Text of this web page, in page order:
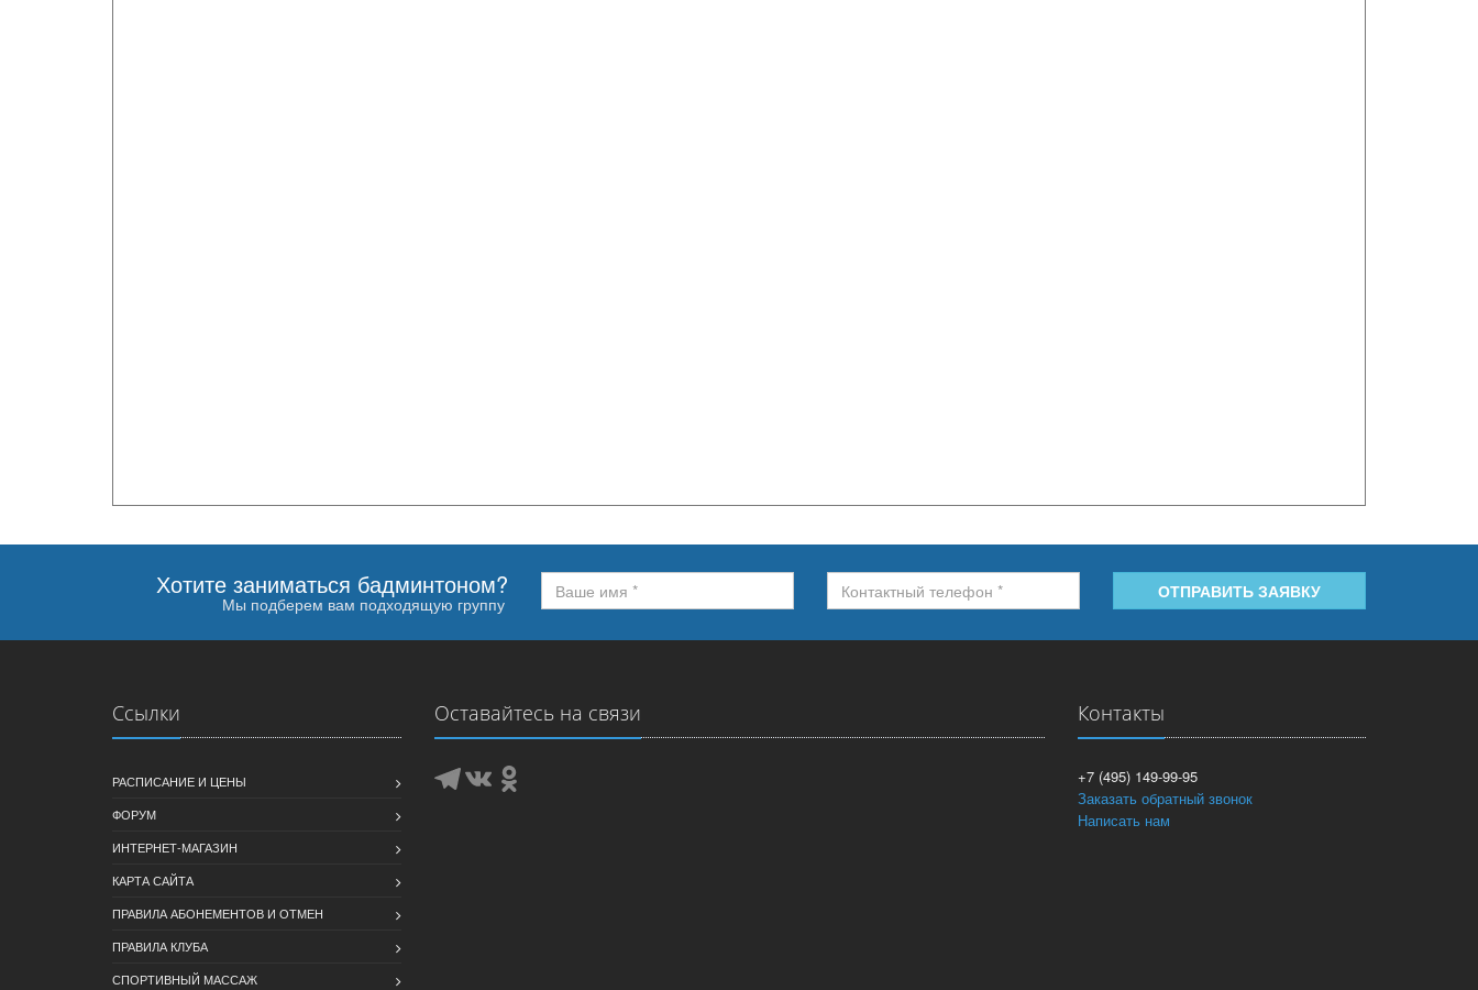
Хотите заниматься бадминтоном?
Мы подберем вам подходящую группу
ОТПРАВИТЬ ЗАЯВКУ
Ссылки
РАСПИСАНИЕ И ЦЕНЫ
ФОРУМ
ИНТЕРНЕТ-МАГАЗИН
КАРТА САЙТА
ПРАВИЛА АБОНЕМЕНТОВ И ОТМЕН
ПРАВИЛА КЛУБА
СПОРТИВНЫЙ МАССАЖ
Оставайтесь на связи Контакты
+7 (495) 149-99-95
Заказать обратный звонок
Написать нам